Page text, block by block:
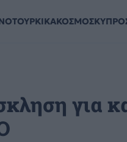
ΚΟΣΜΟΣ
για